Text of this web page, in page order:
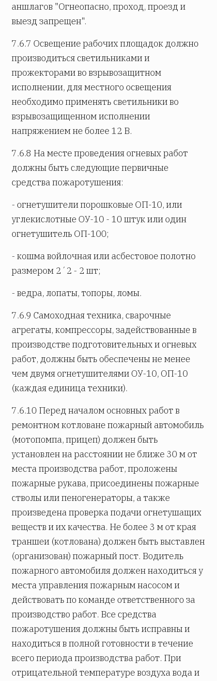
аншлагов "Огнеопасно, проход, проезд и
выезд запрещен".
7.6.7 Освещение рабочих площадок должно
производиться светильниками и
прожекторами во взрывозащитном
исполнении, для местного освещения
необходимо применять светильники во
взрывозащищенном исполнении
напряжением не более 12 В.
7.6.8 На месте проведения огневых работ
должны быть следующие первичные
средства пожаротушения:
- огнетушители порошковые ОП-10, или
углекислотные ОУ-10 - 10 штук или один
огнетушитель ОП-100;
- кошма войлочная или асбестовое полотно
размером 2´2 - 2 шт;
- ведра, лопаты, топоры, ломы.
7.6.9 Самоходная техника, сварочные
агрегаты, компрессоры, задействованные в
производстве подготовительных и огневых
работ, должны быть обеспечены не менее
чем двумя огнетушителями ОУ-10, ОП-10
(каждая единица техники).
7.6.10 Перед началом основных работ в
ремонтном котловане пожарный автомобиль
(мотопомпа, прицеп) должен быть
установлен на расстоянии не ближе 30 м от
места производства работ, проложены
пожарные рукава, присоединены пожарные
стволы или пеногенераторы, а также
произведена проверка подачи огнетушащих
веществ и их качества. Не более 3 м от края
траншеи (котлована) должен быть выставлен
(организован) пожарный пост. Водитель
пожарного автомобиля должен находиться у
места управления пожарным насосом и
действовать по команде ответственного за
производство работ. Все средства
пожаротушения должны быть исправны и
находиться в полной готовности в течение
всего периода производства работ. При
отрицательной температуре воздуха вода и